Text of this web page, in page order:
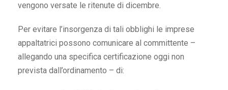
vengono versate le ritenute di dicembre.
Per evitare l’insorgenza di tali obblighi le imprese
appaltatrici possono comunicare al committente –
allegando una specifica certificazione oggi non
prevista dall’ordinamento – di: